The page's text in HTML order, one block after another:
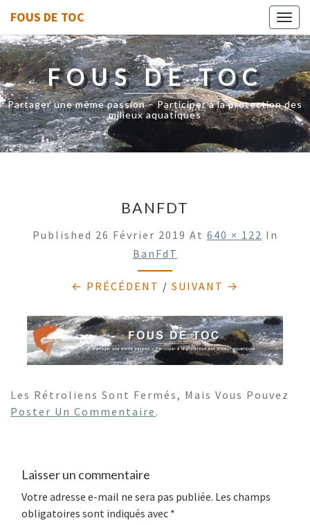
FOUS DE TOC
FOUS DE TOC
Partager une même passion – Participer à la protection des
milieux aquatiques
BANFDT
Published 26 Février 2019 At 640 × 122 In
BanFdT
← PRÉCÉDENT / SUIVANT →
Les Rétroliens Sont Fermés, Mais Vous Pouvez
Poster Un Commentaire .
Laisser un commentaire
Votre adresse e-mail ne sera pas publiée. Les champs
obligatoires sont indiqués avec *